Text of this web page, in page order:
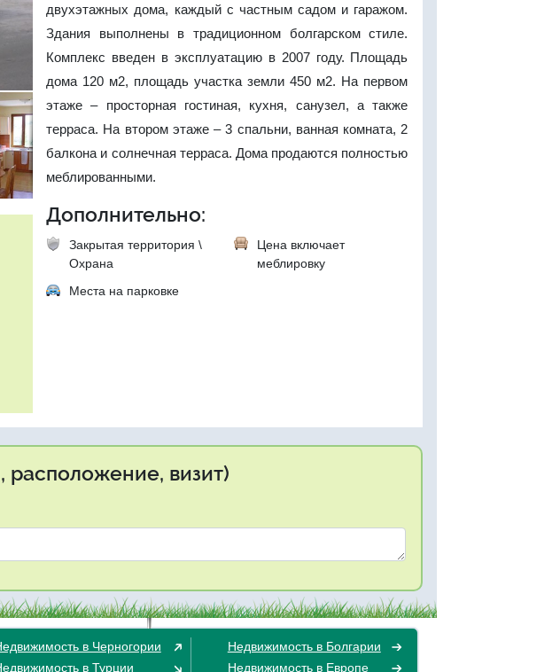
двухэтажных дома, каждый с частным садом и гаражом.
Здания выполнены в традиционном болгарском стиле.
Комплекс введен в эксплуатацию в 2007 году. Площадь
дома 120 м2, площадь участка земли 450 м2. На первом
этаже – просторная гостиная, кухня, санузел, а также
терраса. На втором этаже – 3 спальни, ванная комната, 2
балкона и солнечная терраса. Дома продаются полностью
меблированными.
Дополнительно:
Закрытая территория \
Охрана
Цена включает
меблировку
Места на парковке
расположение, визит)
в Черногории
в Турции
Недвижимость в Болгарии
Недвижимость в Европе